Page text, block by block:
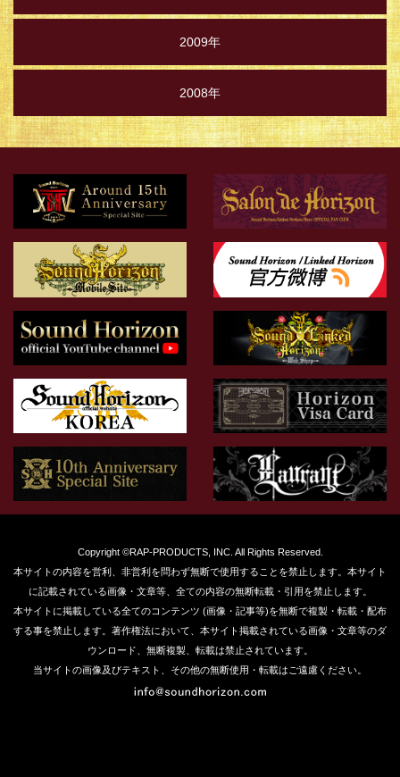
2009年
2008年
Copyright ©RAP-PRODUCTS, INC. All Rights Reserved.
本サイトの内容を営利、非営利を問わず無断で使用することを禁止します。本サイト
に記載されている画像・文章等、全ての内容の無断転載・引用を禁止します。
本サイトに掲載している全てのコンテンツ (画像・記事等)を無断で複製・転載・配布
する事を禁止します。著作権法において、本サイト掲載されている画像・文章等のダ
ウンロード、無断複製、転載は禁止されています。
当サイトの画像及びテキスト、その他の無断使用・転載はご遠慮ください。